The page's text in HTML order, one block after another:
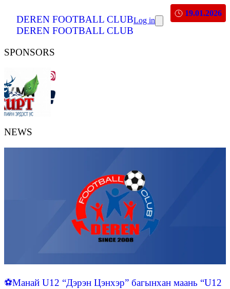
DEREN FOOTBALL CLUB
DEREN FOOTBALL CLUB
Log in
SPONSORS
NEWS
19.01.2026
⚽️Манай U12 “Дэрэн Цэнхэр” багынхан маань “U12